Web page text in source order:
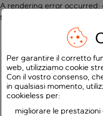
A rendering error occurred:
function
Per garantire il corretto
web, utilizziamo cookie
Con il vostro consenso,
in qualsiasi momento,
cookieless per:
migliorare le